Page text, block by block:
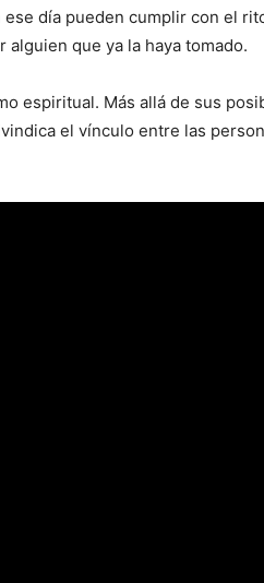
día pueden cumplir con el
que ya la haya tomado.
espiritual. Más allá de sus
el vínculo entre las